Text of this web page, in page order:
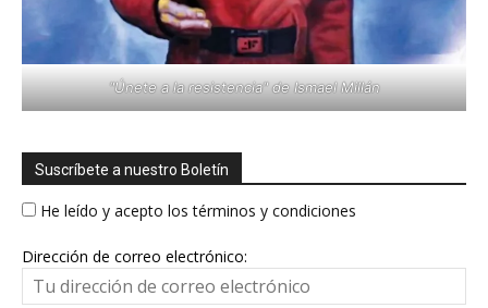
"Únete a la resistencia" de Ismael Millán
Suscríbete a nuestro Boletín
He leído y acepto los términos y condiciones
Dirección de correo electrónico: